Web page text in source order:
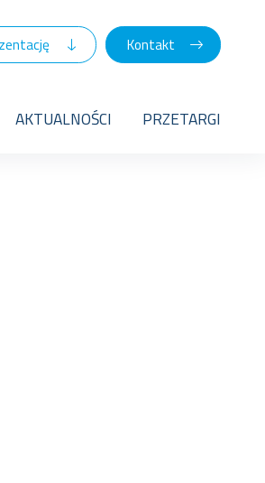
Kontakt
AKTUALNOŚCI PRZETARGI